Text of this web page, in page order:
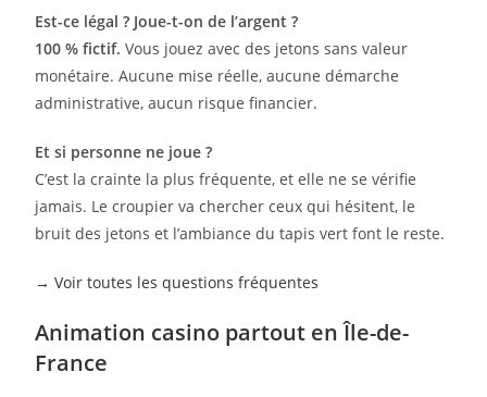
Est-ce légal ? Joue-t-on de l’argent ?
100 % fictif. Vous jouez avec des jetons sans valeur
monétaire. Aucune mise réelle, aucune démarche
administrative, aucun risque financier.
Et si personne ne joue ?
C’est la crainte la plus fréquente, et elle ne se vérifie
jamais. Le croupier va chercher ceux qui hésitent, le
bruit des jetons et l’ambiance du tapis vert font le reste.
→ Voir toutes les questions fréquentes
Animation casino partout en Île-de-
France